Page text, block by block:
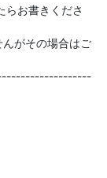
らお書きくださ
がその場合はご